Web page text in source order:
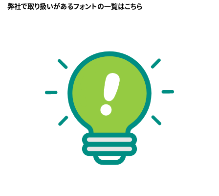
弊社で取り扱いがあるフォントの一覧はこちら